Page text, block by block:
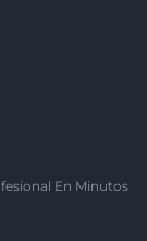
En Minutos